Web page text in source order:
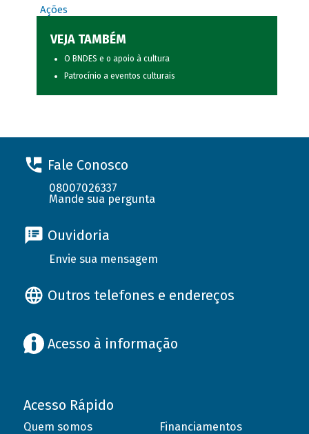
Ações
VEJA TAMBÉM
O BNDES e o apoio à cultura
Patrocínio a eventos culturais
Fale Conosco
08007026337
Mande sua pergunta
Ouvidoria
Envie sua mensagem
Outros telefones e endereços
Acesso à informação
Acesso Rápido
Quem somos
Financiamentos